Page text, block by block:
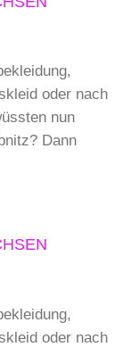
oder nach
nun
Dann
oder nach